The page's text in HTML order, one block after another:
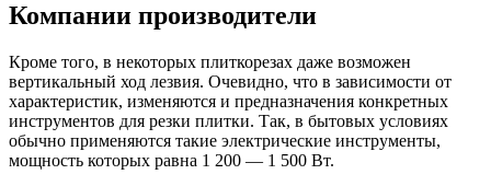
Компании производители
Кроме того, в некоторых плиткорезах даже возможен
вертикальный ход лезвия. Очевидно, что в зависимости от
характеристик, изменяются и предназначения конкретных
инструментов для резки плитки. Так, в бытовых условиях
обычно применяются такие электрические инструменты,
мощность которых равна 1 200 — 1 500 Вт.